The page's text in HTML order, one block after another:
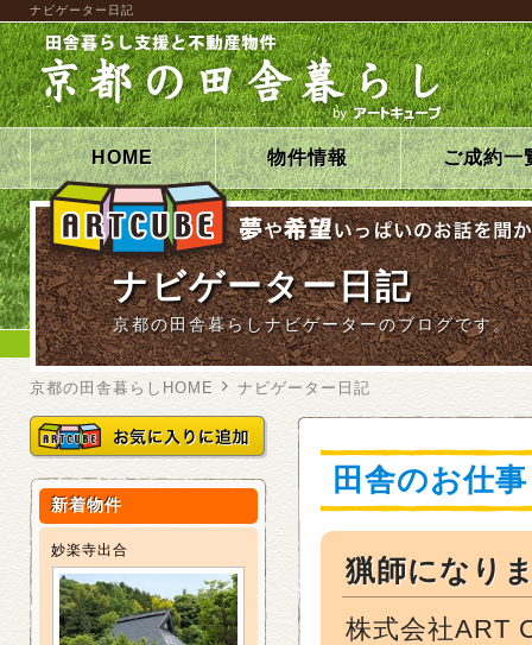
ナビゲーター日記
HOME 物件情報 ご成約一
ナビゲーター日記
京都の田舎暮らしナビゲーターのブログです。
京都の田舎暮らしHOME ナビゲーター日記
田舎のお仕事
猟師になり
株式会社ART
新着物件
妙楽寺出合